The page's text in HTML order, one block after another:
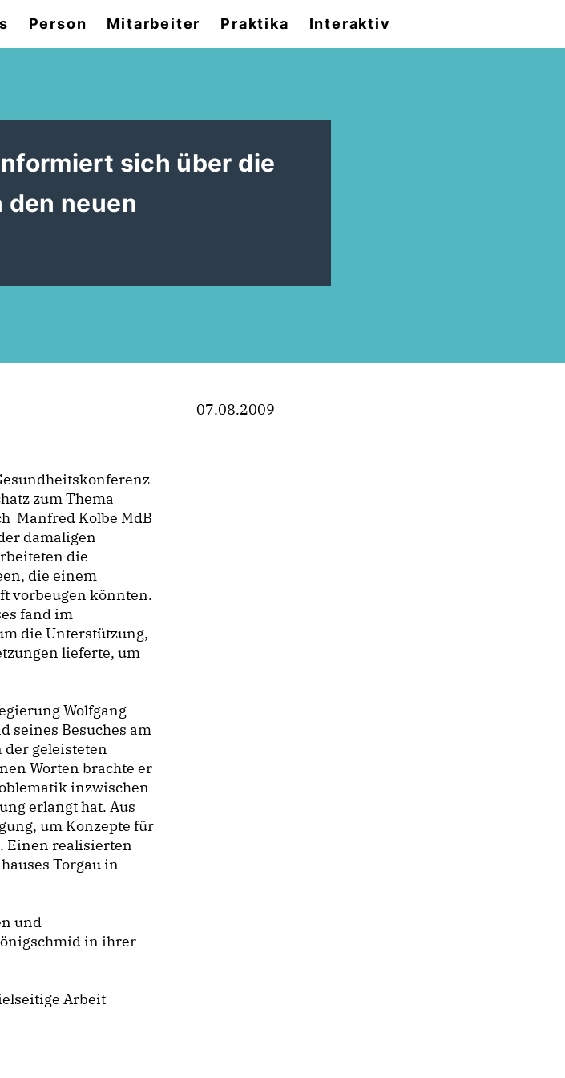
Person Mitarbeiter Praktika Interaktiv
sich über die
neuen
zum Thema
Manfred Kolbe MdB
damaligen
die
die einem
vorbeugen könnten.
fand im
die Unterstützung,
lieferte, um
Wolfgang
seines Besuches am
der geleisteten
Worten brachte er
inzwischen
erlangt hat. Aus
um Konzepte für
Einen realisierten
Torgau in
und
in ihrer
Arbeit
07.08.2009